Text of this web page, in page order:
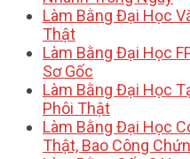
Làm Bằng Đại Học
Thật
Làm Bằng Đại Học
Sơ Gốc
Làm Bằng Đại Học
Phôi Thật
Làm Bằng Đại Học
Thật, Bao Công